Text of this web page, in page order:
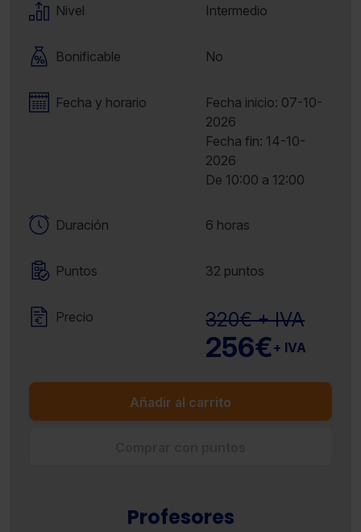
Nivel Intermedio
Bonificable No
Fecha y horario
Fecha inicio: 07-10-
2026
Fecha fin: 14-10-
2026
De 10:00 a 12:00
Duración 6 horas
Puntos 32 puntos
Precio 320€ + IVA
256€+ IVA
Añadir al carrito
Profesores